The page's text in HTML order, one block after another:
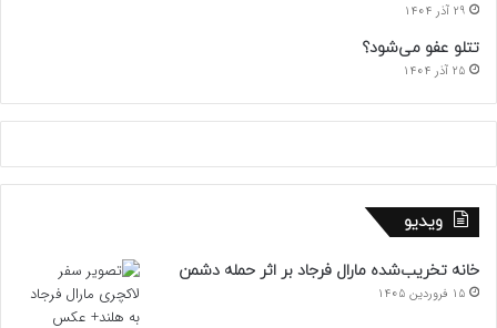
29 آذر 1404
تتلو عفو می‌شود؟
25 آذر 1404
ویدیو
خانه تخریب‌شده مارال فرجاد بر اثر حمله دشمن
15 فروردین 1405